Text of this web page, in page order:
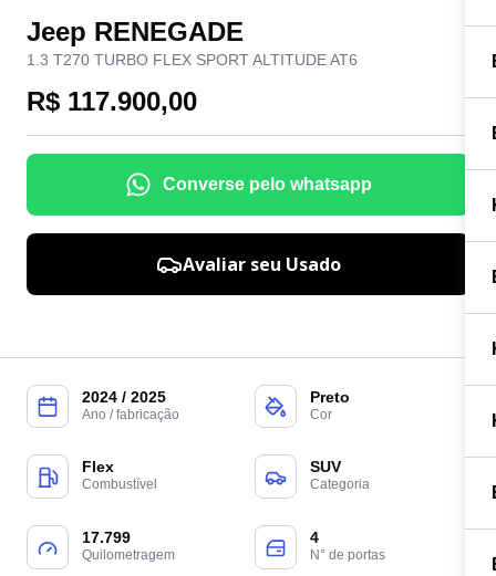
2024 / 2025
Ano / fabricação
Preto
Cor
Flex
Combustível
SUV
Categoria
17.799
Quilometragem
4
N° de portas
Jeep RENEGADE
1.3 T270 TURBO FLEX SPORT ALTITUDE AT6
R$ 117.900,00
Converse pelo whatsapp
Avaliar seu Usado